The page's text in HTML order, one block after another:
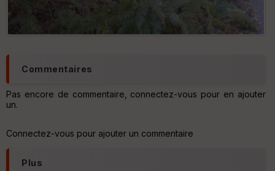
Commentaires
Pas encore de commentaire, connectez-vous pour en ajouter
un.
Connectez-vous pour ajouter un commentaire
Plus